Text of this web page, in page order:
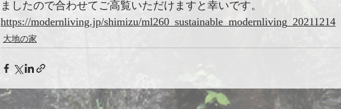
ましたので合わせてご高覧いただけますと幸いです。
https://modernliving.jp/shimizu/ml260_sustainable_modernliving_20211214
大地の家